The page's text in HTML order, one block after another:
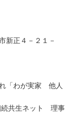
正４－２１－
「わが実家 他人
共生ネット 理事